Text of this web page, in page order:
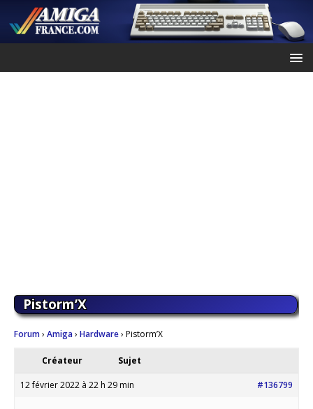
Pistorm’X
Forum› Amiga› Hardware› Pistorm’X
Créateur Sujet
12 février 2022 à 22 h 29 min #136799